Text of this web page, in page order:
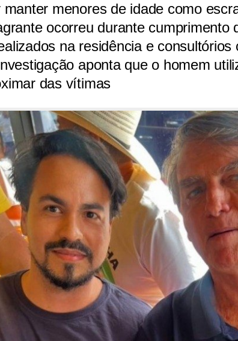
menores de idade como
ocorreu durante cumprimento
na residência e consultórios
aponta que o homem
das vítimas